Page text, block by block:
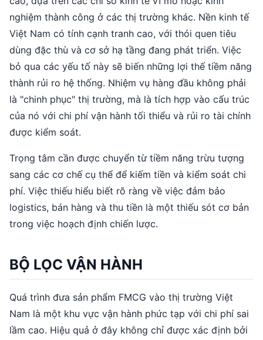
nghiệm thành công ở các thị trường khác. Nền kinh tế
Việt Nam có tính cạnh tranh cao, với thói quen tiêu
dùng đặc thù và cơ sở hạ tầng đang phát triển. Việc
bỏ qua các yếu tố này sẽ biến những lợi thế tiềm năng
thành rủi ro hệ thống. Nhiệm vụ hàng đầu không phải
là "chinh phục" thị trường, mà là tích hợp vào cấu trúc
của nó với chi phí vận hành tối thiểu và rủi ro tài chính
được kiểm soát.
Trọng tâm cần được chuyển từ tiềm năng trừu tượng
sang các cơ chế cụ thể để kiếm tiền và kiểm soát chi
phí. Việc thiếu hiểu biết rõ ràng về việc đảm bảo
logistics, bán hàng và thu tiền là một thiếu sót cơ bản
trong việc hoạch định chiến lược.
BỘ LỌC VẬN HÀNH
Quá trình đưa sản phẩm FMCG vào thị trường Việt
Nam là một khu vực vận hành phức tạp với chi phí sai
lầm cao. Hiệu quả ở đây không chỉ được xác định bởi